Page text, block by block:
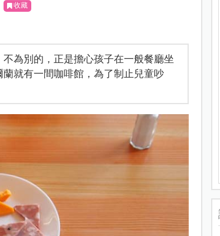
收藏
為別的，正是擔心孩子在一般餐廳坐
就有一間咖啡館，為了制止兒童吵